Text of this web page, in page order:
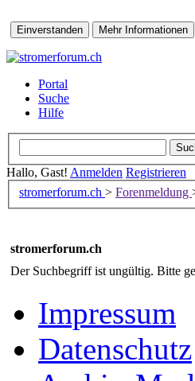
Portal
Suche
Hilfe
Hallo, Gast! Anmelden Registrieren
stromerforum.ch > Forenmeldung
stromerforum.ch
Der Suchbegriff ist ungültig. Bitte
Impressum
Datenschutz